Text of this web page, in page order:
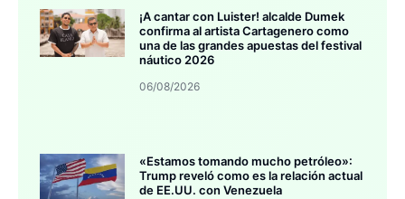
¡A cantar con Luister! alcalde Dumek
confirma al artista Cartagenero como
una de las grandes apuestas del festival
náutico 2026
06/08/2026
«Estamos tomando mucho petróleo»:
Trump reveló como es la relación actual
de EE.UU. con Venezuela